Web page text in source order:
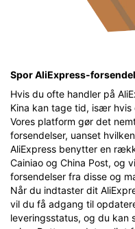
Spor AliExpress-
Hvis du ofte handler på
Kina kan tage tid, især
Vores platform gør det
forsendelser, uanset
AliExpress benytter en
Cainiao og China Post, og
forsendelser fra disse og
Når du indtaster dit
vil du få adgang til
leveringsstatus, og du kan